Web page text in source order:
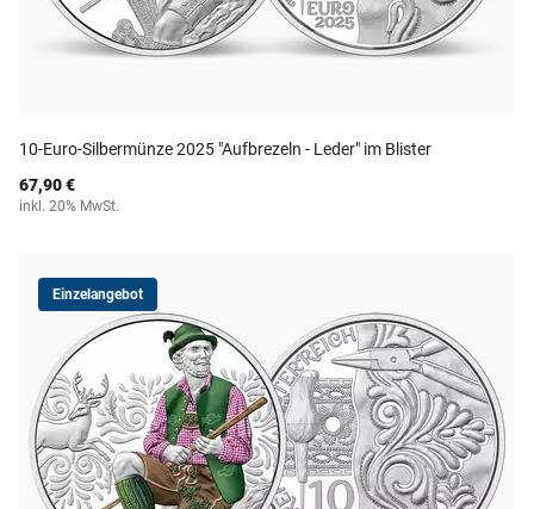
10-Euro-Silbermünze 2025 "Aufbrezeln - Leder" im Blister
67,90 €
inkl. 20% MwSt.
Einzelangebot